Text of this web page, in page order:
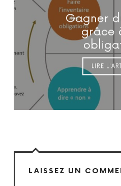
Gagner
grâce
LIRE
LAISSEZ UN